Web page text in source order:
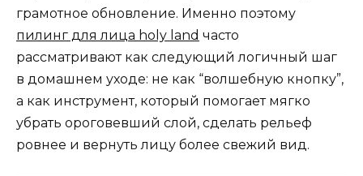
грамотное обновление. Именно поэтому
пилинг для лица holy land часто
рассматривают как следующий логичный шаг
в домашнем уходе: не как “волшебную кнопку”,
а как инструмент, который помогает мягко
убрать ороговевший слой, сделать рельеф
ровнее и вернуть лицу более свежий вид.